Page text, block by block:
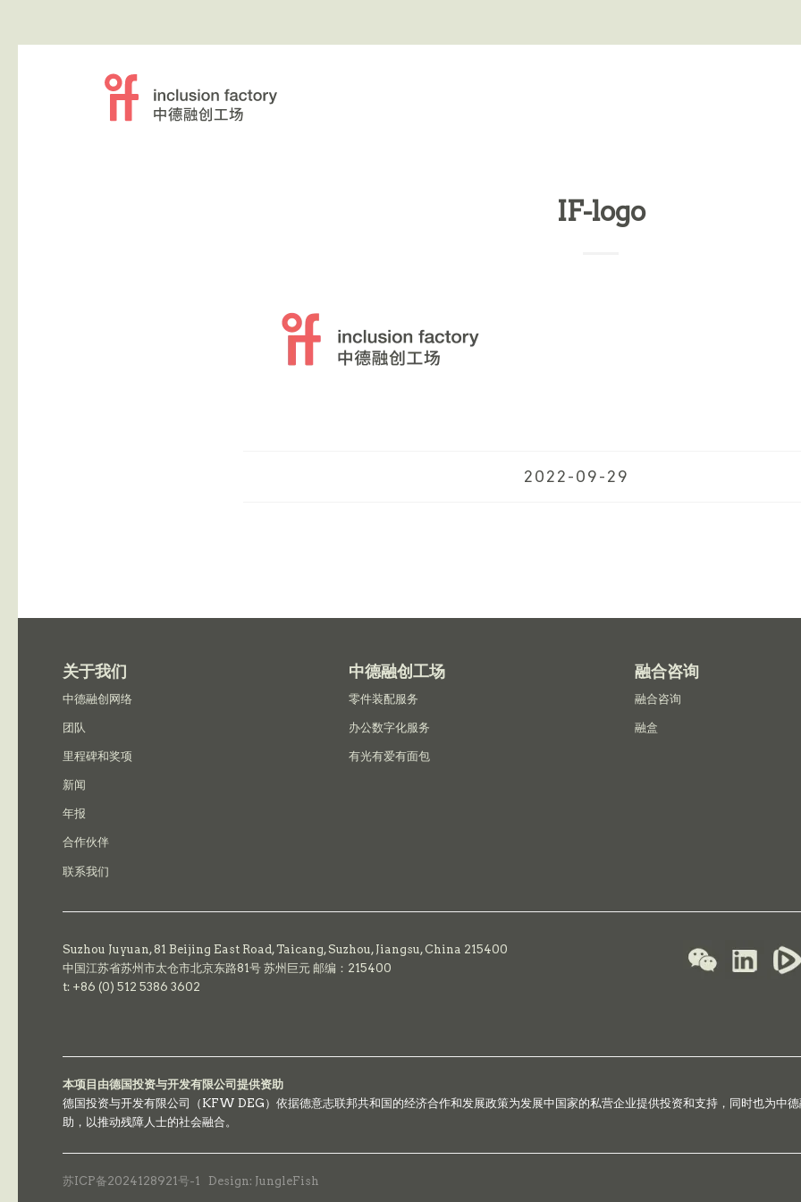
IF-logo
2022-09-29
关于我们
中德融创网络
团队
里程碑和奖项
新闻
年报
合作伙伴
联系我们
中德融创工场
零件装配服务
办公数字化服务
有光有爱有面包
融合咨询
融合咨询
融盒
Suzhou Juyuan, 81 Beijing East Road,Taicang,Suzhou, Jiangsu, China 215400
中国江苏省苏州市太仓市北京东路81号 苏州巨元 邮编：215400
t: +86 (0) 512 5386 3602
本项目由德国投资与开发有限公司提供资助
德国投资与开发有限公司（KFW DEG）依据德意志联邦共和国的经济合作和发展政策为发展中国家的私营企业提供投资和支持，同时也为中
助，以推动残障人士的社会融合。
苏ICP备2024128921号-1 Design: JungleFish